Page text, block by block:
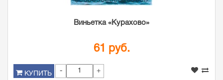
Виньетка «Курахово»
61 руб.
КУПИТЬ - +